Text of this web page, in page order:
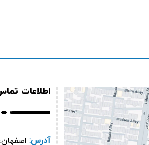
اطلاعات
آدرس: